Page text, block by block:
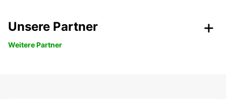
Unsere Partner
Weitere Partner